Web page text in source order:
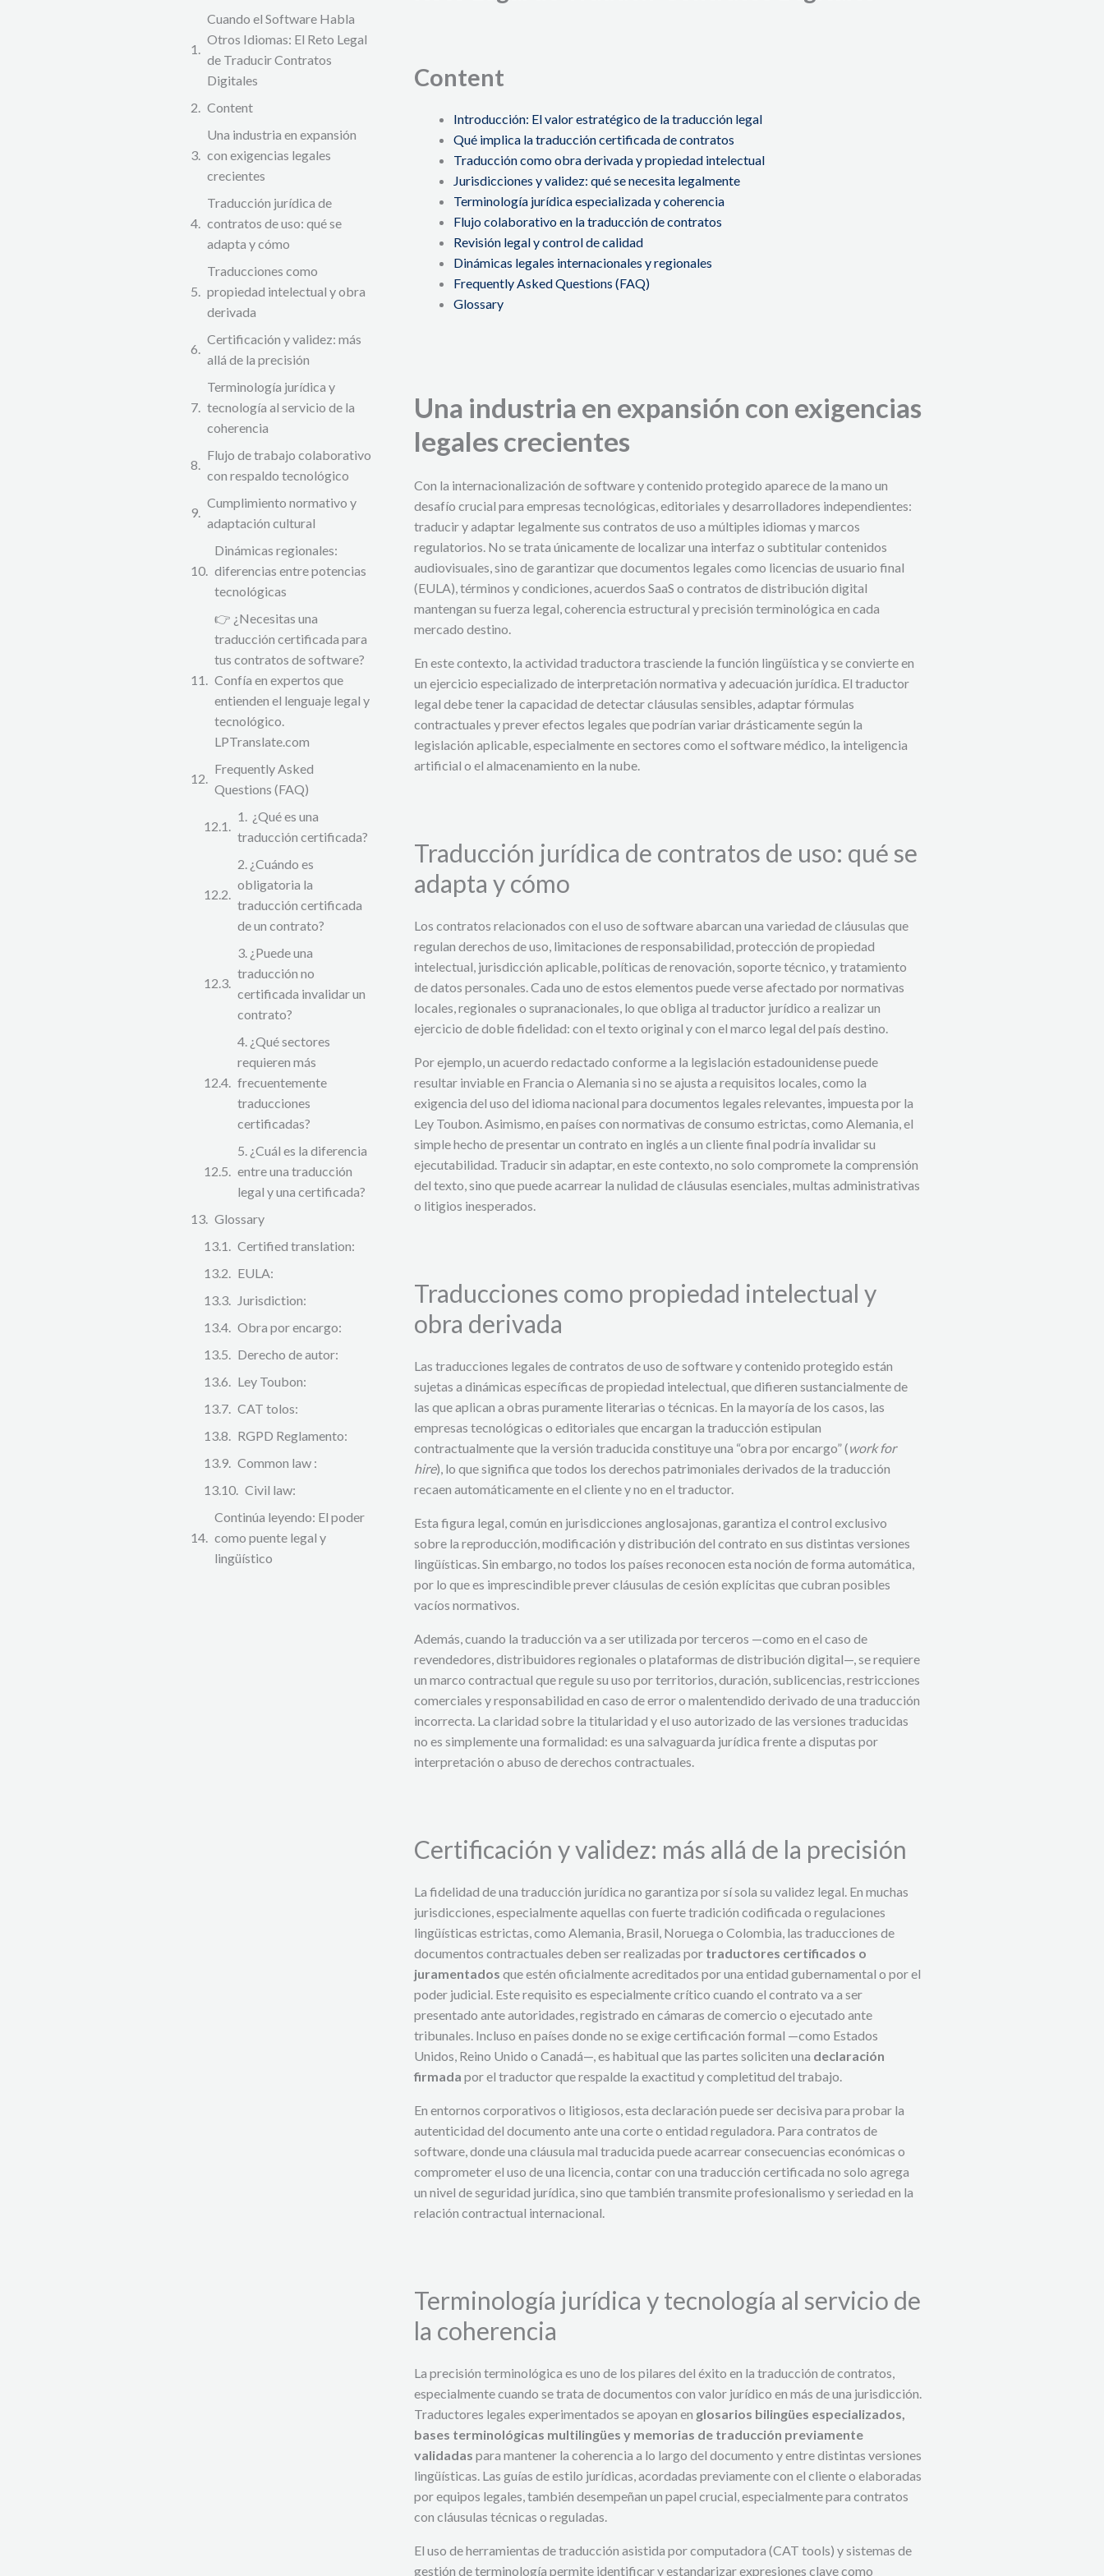
Cuando el Software Habla
Otros Idiomas: El Reto Legal
de Traducir Contratos
Digitales
Content
Una industria en expansión
con exigencias legales
crecientes
Traducción jurídica de
contratos de uso: qué se
adapta y cómo
Traducciones como
propiedad intelectual y obra
derivada
Certificación y validez: más
allá de la precisión
Terminología jurídica y
tecnología al servicio de la
coherencia
Flujo de trabajo colaborativo
con respaldo tecnológico
Cumplimiento normativo y
adaptación cultural
Dinámicas regionales:
diferencias entre potencias
tecnológicas
👉 ¿Necesitas una
traducción certificada para
tus contratos de software?
Confía en expertos que
entienden el lenguaje legal y
tecnológico.
LPTranslate.com
Frequently Asked
Questions (FAQ)
1. ¿Qué es una
traducción certificada?
2. ¿Cuándo es
obligatoria la
traducción certificada
de un contrato?
3. ¿Puede una
traducción no
certificada invalidar un
contrato?
4. ¿Qué sectores
requieren más
frecuentemente
traducciones
certificadas?
5. ¿Cuál es la diferencia
entre una traducción
legal y una certificada?
Glossary
Certified translation:
EULA:
Jurisdiction:
Obra por encargo:
Derecho de autor:
Ley Toubon:
CAT tolos:
RGPD Reglamento:
Common law :
Civil law:
Continúa leyendo: El poder
como puente legal y
lingüístico
Content
Introducción: El valor estratégico de la traducción legal
Qué implica la traducción certificada de contratos
Traducción como obra derivada y propiedad intelectual
Jurisdicciones y validez: qué se necesita legalmente
Terminología jurídica especializada y coherencia
Flujo colaborativo en la traducción de contratos
Revisión legal y control de calidad
Dinámicas legales internacionales y regionales
Frequently Asked Questions (FAQ)
Glossary
Una industria en expansión con exigencias
legales crecientes
Con la internacionalización de software y contenido protegido aparece de la mano un
desafío crucial para empresas tecnológicas, editoriales y desarrolladores independientes:
traducir y adaptar legalmente sus contratos de uso a múltiples idiomas y marcos
regulatorios. No se trata únicamente de localizar una interfaz o subtitular contenidos
audiovisuales, sino de garantizar que documentos legales como licencias de usuario final
(EULA), términos y condiciones, acuerdos SaaS o contratos de distribución digital
mantengan su fuerza legal, coherencia estructural y precisión terminológica en cada
mercado destino.
En este contexto, la actividad traductora trasciende la función lingüística y se convierte en
un ejercicio especializado de interpretación normativa y adecuación jurídica. El traductor
legal debe tener la capacidad de detectar cláusulas sensibles, adaptar fórmulas
contractuales y prever efectos legales que podrían variar drásticamente según la
legislación aplicable, especialmente en sectores como el software médico, la inteligencia
artificial o el almacenamiento en la nube.
Traducción jurídica de contratos de uso: qué se
adapta y cómo
Los contratos relacionados con el uso de software abarcan una variedad de cláusulas que
regulan derechos de uso, limitaciones de responsabilidad, protección de propiedad
intelectual, jurisdicción aplicable, políticas de renovación, soporte técnico, y tratamiento
de datos personales. Cada uno de estos elementos puede verse afectado por normativas
locales, regionales o supranacionales, lo que obliga al traductor jurídico a realizar un
ejercicio de doble fidelidad: con el texto original y con el marco legal del país destino.
Por ejemplo, un acuerdo redactado conforme a la legislación estadounidense puede
resultar inviable en Francia o Alemania si no se ajusta a requisitos locales, como la
exigencia del uso del idioma nacional para documentos legales relevantes, impuesta por la
Ley Toubon. Asimismo, en países con normativas de consumo estrictas, como Alemania, el
simple hecho de presentar un contrato en inglés a un cliente final podría invalidar su
ejecutabilidad. Traducir sin adaptar, en este contexto, no solo compromete la comprensión
del texto, sino que puede acarrear la nulidad de cláusulas esenciales, multas administrativas
o litigios inesperados.
Traducciones como propiedad intelectual y
obra derivada
Las traducciones legales de contratos de uso de software y contenido protegido están
sujetas a dinámicas específicas de propiedad intelectual, que difieren sustancialmente de
las que aplican a obras puramente literarias o técnicas. En la mayoría de los casos, las
empresas tecnológicas o editoriales que encargan la traducción estipulan
contractualmente que la versión traducida constituye una “obra por encargo” (work for
hire), lo que significa que todos los derechos patrimoniales derivados de la traducción
recaen automáticamente en el cliente y no en el traductor.
Esta figura legal, común en jurisdicciones anglosajonas, garantiza el control exclusivo
sobre la reproducción, modificación y distribución del contrato en sus distintas versiones
lingüísticas. Sin embargo, no todos los países reconocen esta noción de forma automática,
por lo que es imprescindible prever cláusulas de cesión explícitas que cubran posibles
vacíos normativos.
Además, cuando la traducción va a ser utilizada por terceros —como en el caso de
revendedores, distribuidores regionales o plataformas de distribución digital—, se requiere
un marco contractual que regule su uso por territorios, duración, sublicencias, restricciones
comerciales y responsabilidad en caso de error o malentendido derivado de una traducción
incorrecta. La claridad sobre la titularidad y el uso autorizado de las versiones traducidas
no es simplemente una formalidad: es una salvaguarda jurídica frente a disputas por
interpretación o abuso de derechos contractuales.
Certificación y validez: más allá de la precisión
La fidelidad de una traducción jurídica no garantiza por sí sola su validez legal. En muchas
jurisdicciones, especialmente aquellas con fuerte tradición codificada o regulaciones
lingüísticas estrictas, como Alemania, Brasil, Noruega o Colombia, las traducciones de
documentos contractuales deben ser realizadas por traductores certificados o
juramentados que estén oficialmente acreditados por una entidad gubernamental o por el
poder judicial. Este requisito es especialmente crítico cuando el contrato va a ser
presentado ante autoridades, registrado en cámaras de comercio o ejecutado ante
tribunales. Incluso en países donde no se exige certificación formal —como Estados
Unidos, Reino Unido o Canadá—, es habitual que las partes soliciten una declaración
firmada por el traductor que respalde la exactitud y completitud del trabajo.
En entornos corporativos o litigiosos, esta declaración puede ser decisiva para probar la
autenticidad del documento ante una corte o entidad reguladora. Para contratos de
software, donde una cláusula mal traducida puede acarrear consecuencias económicas o
comprometer el uso de una licencia, contar con una traducción certificada no solo agrega
un nivel de seguridad jurídica, sino que también transmite profesionalismo y seriedad en la
relación contractual internacional.
Terminología jurídica y tecnología al servicio de
la coherencia
La precisión terminológica es uno de los pilares del éxito en la traducción de contratos,
especialmente cuando se trata de documentos con valor jurídico en más de una jurisdicción.
Traductores legales experimentados se apoyan en glosarios bilingües especializados,
bases terminológicas multilingües y memorias de traducción previamente
validadas para mantener la coherencia a lo largo del documento y entre distintas versiones
lingüísticas. Las guías de estilo jurídicas, acordadas previamente con el cliente o elaboradas
por equipos legales, también desempeñan un papel crucial, especialmente para contratos
con cláusulas técnicas o reguladas.
El uso de herramientas de traducción asistida por computadora (CAT tools) y sistemas de
gestión de terminología permite identificar y estandarizar expresiones clave como